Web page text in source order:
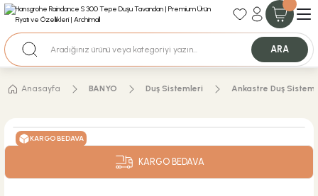
35+ Yıllık Tecrübe
Nakit Ödemeli Özel Fiyatlar için Bizden Teklif Alabilirsiniz.
ARA
Anasayfa BANYO Duş Sistemleri Ankastre Duş
KARGO BEDAVA
KARGO BEDAVA